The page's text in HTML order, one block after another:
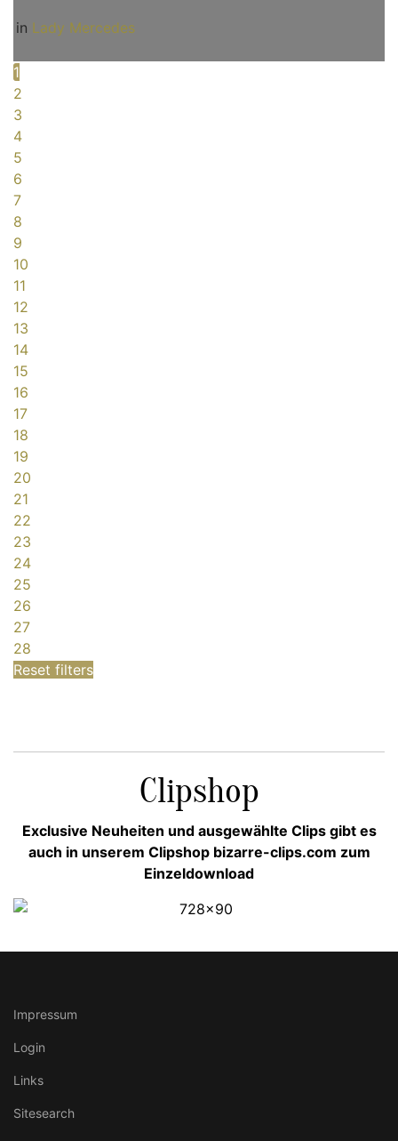
in Lady Mercedes
1
2
3
4
5
6
7
8
9
10
11
12
13
14
15
16
17
18
19
20
21
22
23
24
25
26
27
28
Reset filters
Clipshop
Exclusive Neuheiten und ausgewählte Clips gibt es
auch in unserem Clipshop bizarre-clips.com zum
Einzeldownload
Impressum
Login
Links
Sitesearch